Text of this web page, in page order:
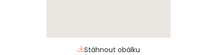
Stáhnout obálku